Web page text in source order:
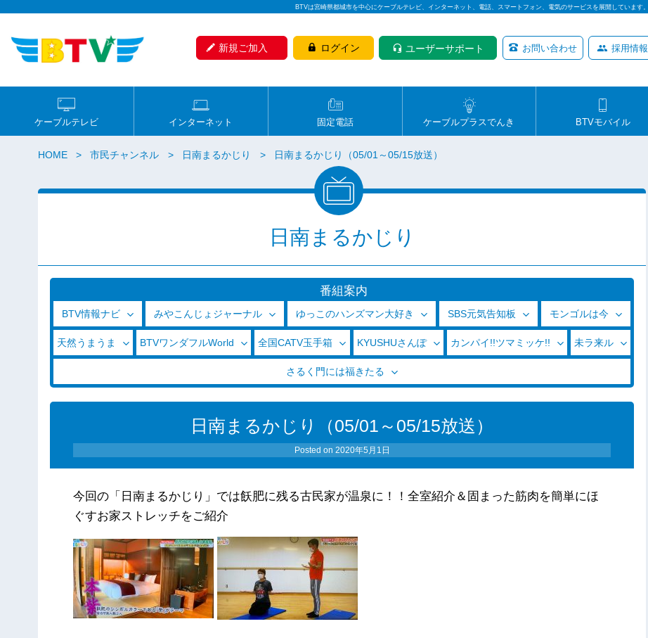
BTVは宮崎県都城市を中心にケーブルテレビ、インターネット、電話、スマートフォン、電気のサービスを展開しています。
新規ご加入 ログイン ユーザーサポート お問い合わせ 採用情報
ケーブルテレビ インターネット 固定電話 ケーブルプラスでんき BTVモバイル
HOME 市民チャンネル 日南まるかじり 日南まるかじり（05/01～05/15放送）
日南まるかじり
番組案内
BTV情報ナビ みやこんじょジャーナル ゆっこのハンズマン大好き SBS元気告知板 モンゴルは今
天然うまうま BTVワンダフルWorld 全国CATV玉手箱 KYUSHUさんぽ カンパイ!!ツマミッケ!! 未ラ来ル
さるく門には福きたる
日南まるかじり（05/01～05/15放送）
Posted on 2020年5月1日
今回の「日南まるかじり」では飫肥に残る古民家が温泉に！！全室紹介＆固まった筋肉を簡単にほ
ぐすお家ストレッチをご紹介